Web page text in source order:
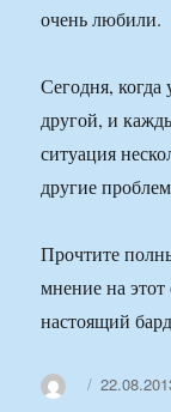
очень любили.
Сегодня,
другой, и
ситуация
другие
Прочтите
мнение на этот
настоящий
Автор